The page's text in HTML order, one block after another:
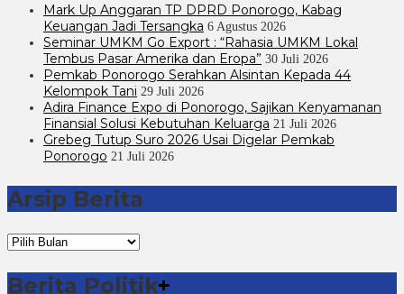
Mark Up Anggaran TP DPRD Ponorogo, Kabag
Keuangan Jadi Tersangka 6 Agustus 2026
Seminar UMKM Go Export : “Rahasia UMKM Lokal
Tembus Pasar Amerika dan Eropa” 30 Juli 2026
Pemkab Ponorogo Serahkan Alsintan Kepada 44
Kelompok Tani 29 Juli 2026
Adira Finance Expo di Ponorogo, Sajikan Kenyamanan
Finansial Solusi Kebutuhan Keluarga 21 Juli 2026
Grebeg Tutup Suro 2026 Usai Digelar Pemkab
Ponorogo 21 Juli 2026
Arsip Berita
Arsip
Berita
Berita Politik+